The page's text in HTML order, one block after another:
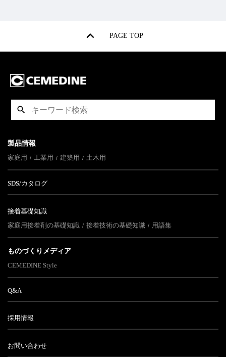
PAGE TOP
製品情報
家庭用
工業用 建築用 土木用
SDS/カタログ
接着基礎知識
家庭用接着剤の基礎知識
接着技術の基礎知識 用語集
ものづくりメディア
CEMEDINE Style
Q&A
採用情報
お問い合わせ